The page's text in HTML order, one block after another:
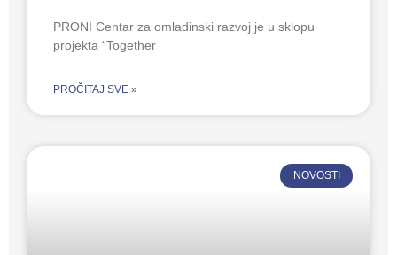
PRONI Centar za omladinski razvoj je u sklopu
projekta “Together
PROČITAJ SVE »
NOVOSTI